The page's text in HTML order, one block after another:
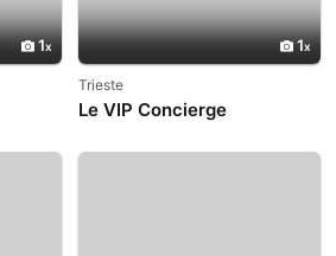
1 1
Trieste
Le VIP Concierge